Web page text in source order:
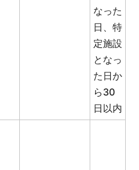
なった
日、特
定施設
となっ
た日か
ら30
日以内